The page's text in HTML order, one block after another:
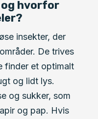
hvorfor
insekter, der
De trives
finder et optimalt
og lidt lys.
og sukker, som
og pap. Hvis